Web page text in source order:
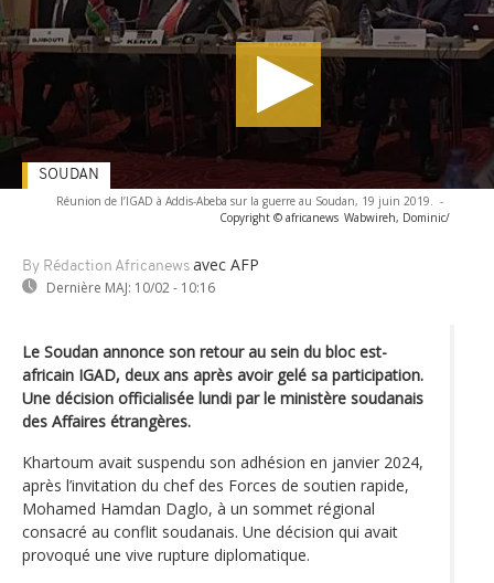
Réunion de l’IGAD à Addis-Abeba sur la guerre au Soudan, 19 juin 2019. -
Copyright © africanews Wabwireh, Dominic/
By Rédaction Africanews avec AFP
Dernière MAJ: 10/02 - 10:16
SOUDAN
Le Soudan annonce son retour au sein du bloc est-
africain IGAD, deux ans après avoir gelé sa participation.
Une décision officialisée lundi par le ministère soudanais
des Affaires étrangères.
Khartoum avait suspendu son adhésion en janvier 2024,
après l’invitation du chef des Forces de soutien rapide,
Mohamed Hamdan Daglo, à un sommet régional
consacré au conflit soudanais. Une décision qui avait
provoqué une vive rupture diplomatique.